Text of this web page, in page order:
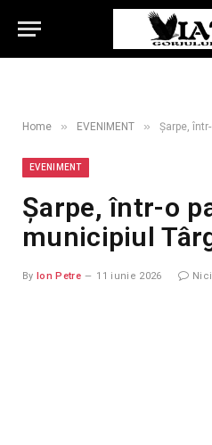
Home » EVENIMENT » Șarpe,
EVENIMENT
Șarpe, într-o
municipiul
By Ion Petre 11 iunie 2026